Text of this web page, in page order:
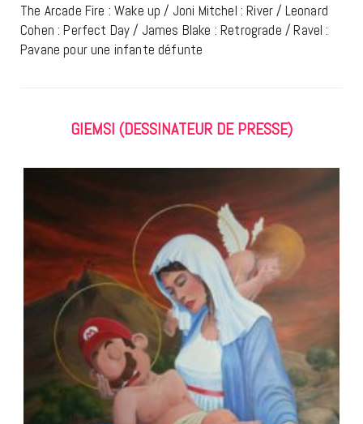
The Arcade Fire : Wake up / Joni Mitchel : River / Leonard
Cohen : Perfect Day / James Blake : Retrograde / Ravel :
Pavane pour une infante défunte
GIEMSI (DESSINATEUR DE PRESSE)